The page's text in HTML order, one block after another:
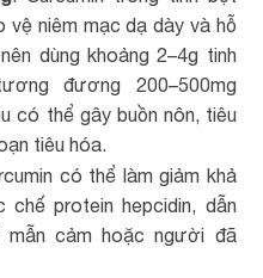
vệ niêm mạc dạ dày và hỗ
dùng khoảng 2–4g tinh
đương 200–500mg
có thể gây buồn nôn, tiêu
tiêu hóa.
có thể làm giảm khả
protein hepcidin, dẫn
cảm hoặc người đã